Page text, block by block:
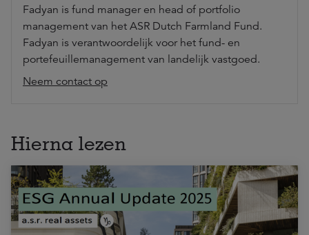
Fadyan is fund manager en head of portfolio
management van het ASR Dutch Farmland Fund.
Fadyan is verantwoordelijk voor het fund- en
portefeuillemanagement van landelijk vastgoed.
Neem contact op
Hierna lezen